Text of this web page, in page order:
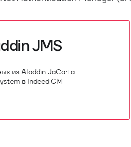
JMS
из Aladdin JaCarta
в Indeed CM